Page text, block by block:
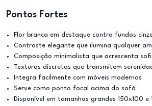
Pontos Fortes
Flor branca em destaque contra fundos
Contraste elegante que ilumina qualquer
Composição minimalista que acrescenta
Texturas discretas que transmitem
Integra facilmente com móveis modernos
Serve como ponto focal acima do sofá
Disponível em tamanhos grandes 150x100 e